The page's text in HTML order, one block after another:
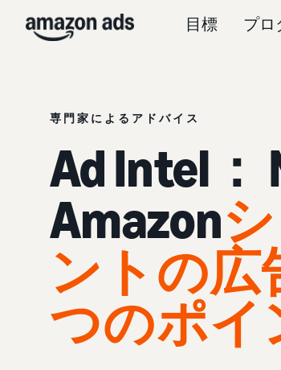
目標 プロ
専門家によるアドバイス
Ad Intel
Amazon
ントの広
つのポイ